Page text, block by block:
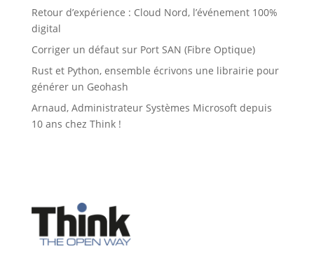
Retour d’expérience : Cloud Nord, l’événement 100%
digital
Corriger un défaut sur Port SAN (Fibre Optique)
Rust et Python, ensemble écrivons une librairie pour
générer un Geohash
Arnaud, Administrateur Systèmes Microsoft depuis
10 ans chez Think !